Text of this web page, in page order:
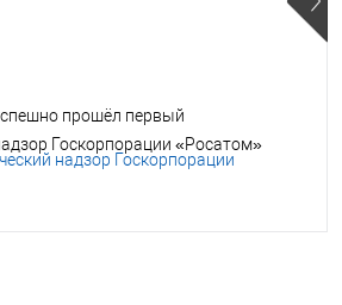
прошёл первый
Госкорпорации «Росатом»